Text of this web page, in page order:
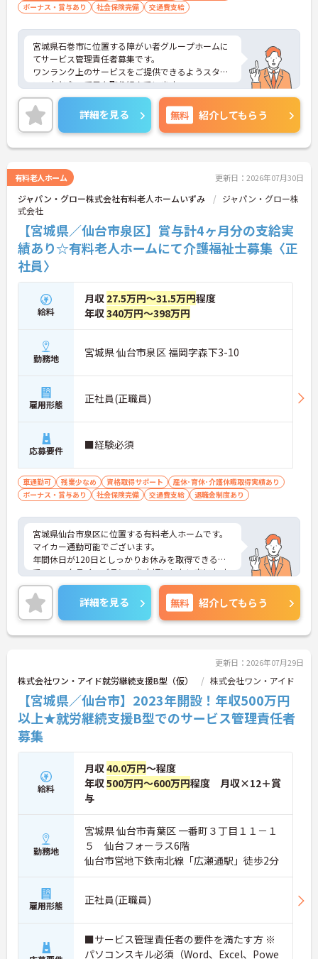
ボーナス・賞与あり
社会保険完備 交通費支給
宮城県石巻市に位置する障がい者グループホームに
てサービス管理責任者募集です。
ワンランク上のサービスをご提供できるようスタッ
フ一丸となって日々取り組んでいます。
ご興味ある方には、面接対策ポイントなど、さらに
詳細をお話しいたしますのでお気軽にご相談くださ
い！
詳細を見る 無料 紹介してもらう
有料老人ホーム 更新日：2026年07月30日
ジャパン・グロー株式会社有料老人ホームいずみ
ジャパン・グロー株
式会社
【宮城県／仙台市泉区】賞与計4ヶ月分の支給実
績あり☆有料老人ホームにて介護福祉士募集〈正
社員〉
給料
月収 27.5万円～31.5万円程度
年収340万円～398万円
勤務地 宮城県 仙台市泉区 福岡字森下3-10
雇用形態 正社員(正職員)
応募要件 ■経験必須
車通勤可 残業少なめ 資格取得サポート
産休･育休･介護休暇取得実績あり
ボーナス・賞与あり
社会保険完備 交通費支給 退職金制度あり
宮城県仙台市泉区に位置する有料老人ホームです。
マイカー通勤可能でございます。
年間休日が120日としっかりお休みを取得できるの
で、ワークライフバランスを大切にしたい方におす
すめです。
昇給や賞与制度があり頑張りが評価されてしっかり
と職員に還元されます。賞与は計4ヶ月分の支給実績
と嬉しい高待遇です。
ご興味のある方には、面接対策ポイントなど、さら
詳細を見る 無料 紹介してもらう
更新日：2026年07月29日
株式会社ワン・アイド就労継続支援B型（仮） 株式会社ワン・アイド
【宮城県／仙台市】2023年開設！年収500万円
以上★就労継続支援B型でのサービス管理責任者
募集
給料
月収40.0万円～程度
年収500万円～600万円程度 月収×12＋賞
与
勤務地
宮城県 仙台市青葉区 一番町３丁目１１－１
５ 仙台フォーラス6階
仙台市営地下鉄南北線「広瀬通駅」徒歩2分
雇用形態 正社員(正職員)
■サービス管理責任者の要件を満たす方 ※
パソコンスキル必須（Word、Excel、Powe